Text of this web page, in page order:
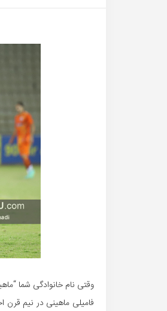
وقتی نام خانوادگی شما
فامیلی ماهینی در نیم